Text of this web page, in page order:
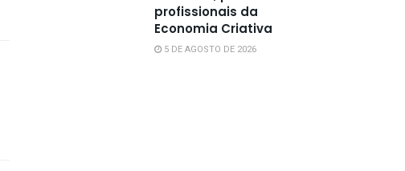
profissionais da
Economia Criativa
5 DE AGOSTO DE 2026